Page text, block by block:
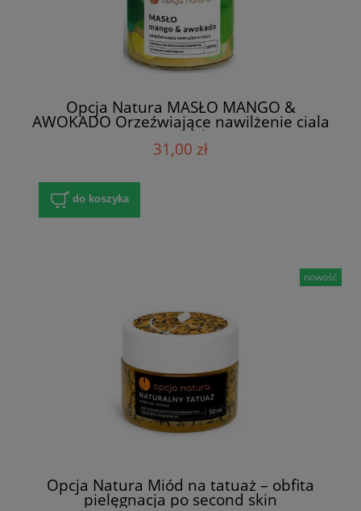
Opcja Natura MASŁO MANGO &
AWOKADO Orzeźwiające nawilżenie ciala
120 ml
31,00 zł
do koszyka
Opcja Natura Miód na tatuaż – obfita
pielęgnacja po second skin
nowość